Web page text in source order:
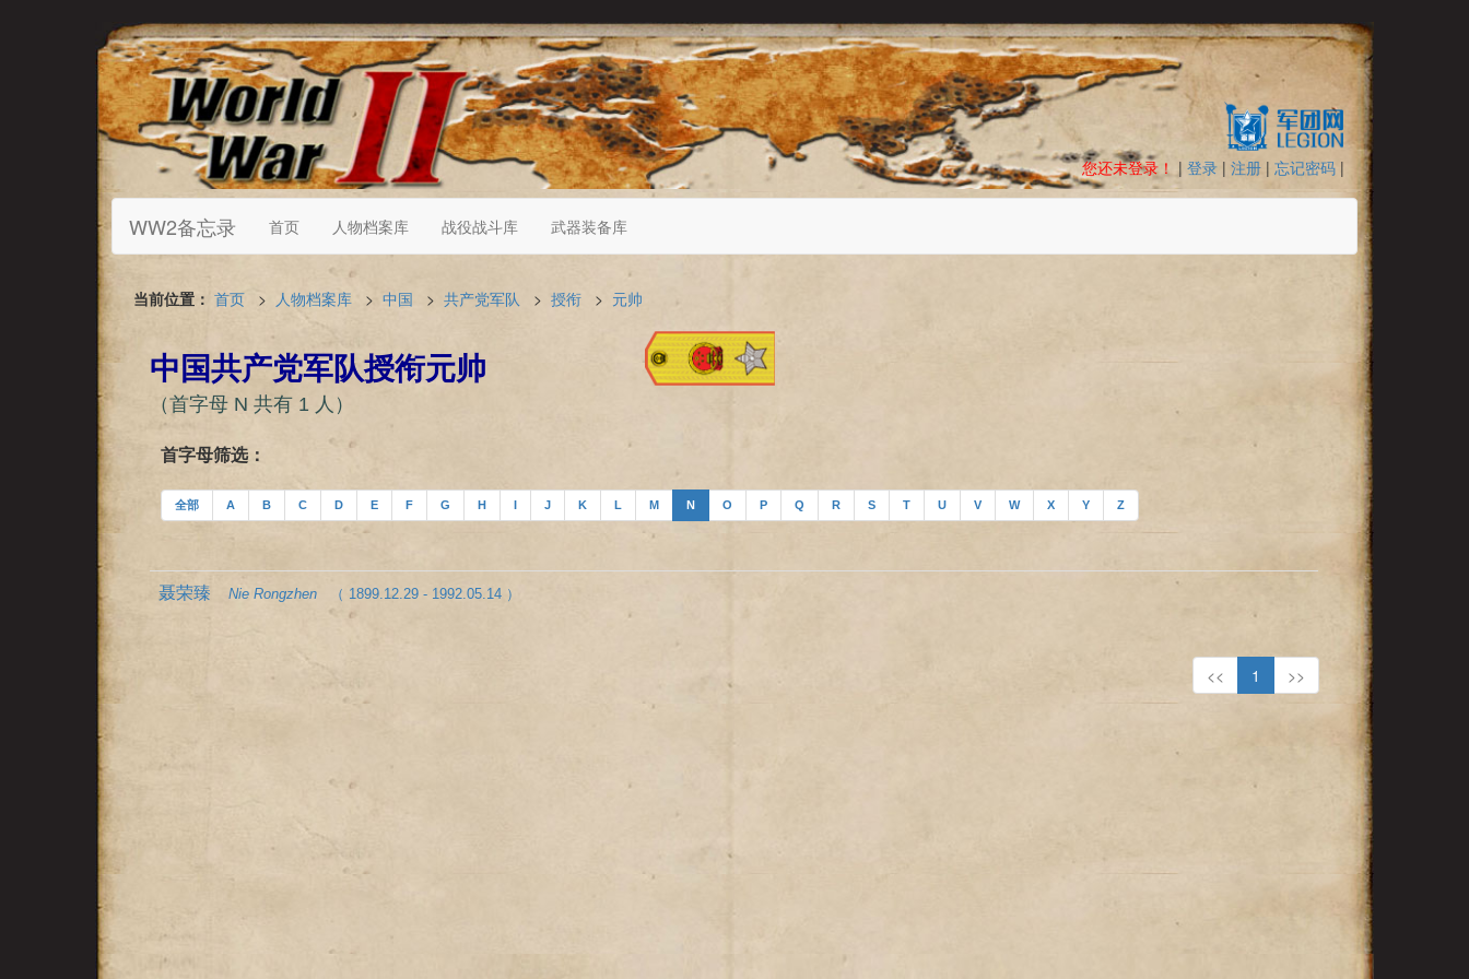
您还未登录！ | 登录 | 注册 | 忘记密码 |
WW2备忘录 首页 人物档案库 战役战斗库 武器装备库
当前位置： 首页 > 人物档案库 > 中国 > 共产党军队 > 授衔 > 元帅
中国共产党军队授衔元帅
（首字母 N 共有 1 人）
首字母筛选：
全部 A B C D E F G H I J K L M N O P Q R S T U V W X Y Z
聂荣臻Nie Rongzhen （ 1899.12.29 - 1992.05.14 ）
<< 1 >>